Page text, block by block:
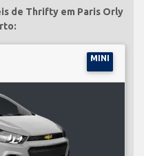
de Thrifty em Paris Orly
MINI